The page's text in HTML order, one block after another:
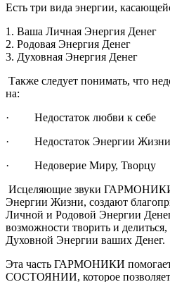
Есть три вида энергии,
1. Ваша Личная Энергия Денег
2. Родовая Энергия Денег
3. Духовная Энергия Денег
Также следует понимать, что
на:
· Недостаток любви к себе
· Недостаток Энергии Жизни
· Недоверие Миру, Творцу
Исцеляющие звуки ГАРМОНИКИ
Энергии Жизни, создают
Личной и Родовой Энергии
возможности творить и
Духовной Энергии ваших Денег.
Эта часть ГАРМОНИКИ помогает
СОСТОЯНИИ, которое позволяет